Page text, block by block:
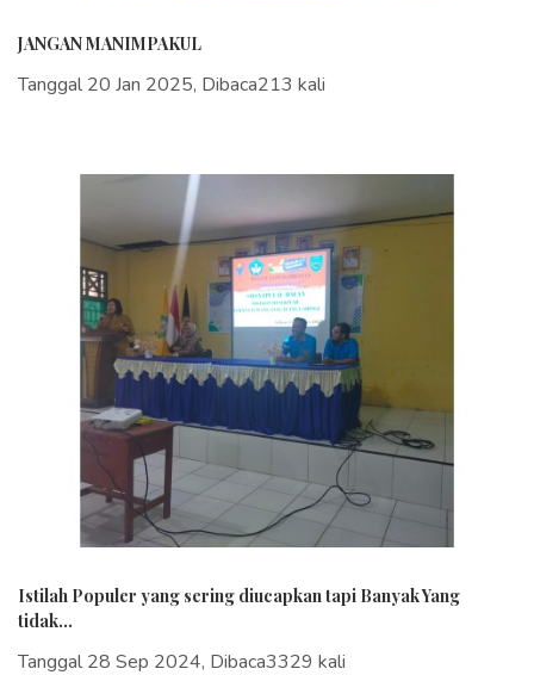
JANGAN MANIMPAKUL
Tanggal 20 Jan 2025, Dibaca213 kali
Istilah Populer yang sering diucapkan tapi Banyak Yang
tidak...
Tanggal 28 Sep 2024, Dibaca3329 kali